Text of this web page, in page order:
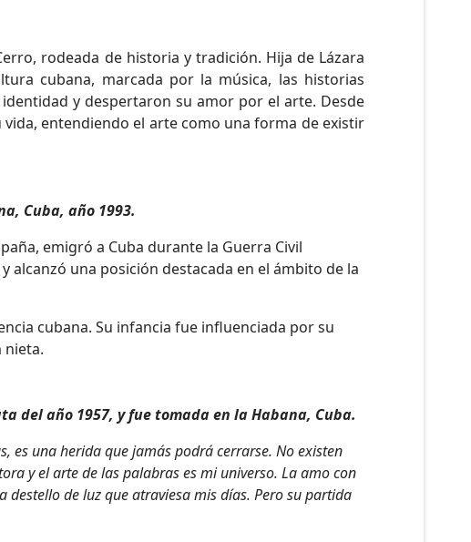
rodeada de historia y tradición. Hija de Lázara
cubana, marcada por la música, las historias
y despertaron su amor por el arte. Desde
entendiendo el arte como una forma de existir
Cuba, año 1993.
emigró a Cuba durante la Guerra Civil
alcanzó una posición destacada en el ámbito de la
cubana. Su infancia fue influenciada por su
nieta.
del año 1957, y fue tomada en la Habana, Cuba.
es una herida que jamás podrá cerrarse. No existen
y el arte de las palabras es mi universo. La amo con
de luz que atraviesa mis días. Pero su partida